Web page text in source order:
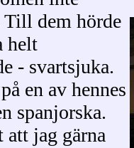
dem hörde
helt
- svartsjuka.
en av hennes
spanjorska.
att jag gärna